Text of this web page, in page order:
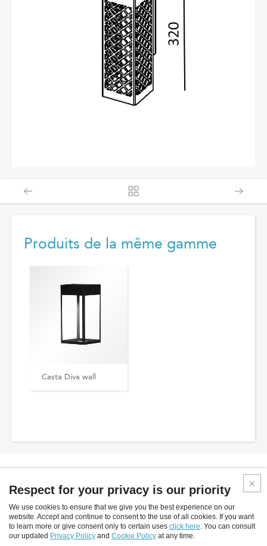
Produits de la même gamme
Casta Diva wall
Inverlight srl
Via P.Stucchi, 2 - 20872 Cornate D'Adda - (MB) - Italy
Respect for your privacy is our priority
We use cookies to ensure that we give you the best experience on our
website. Accept and continue to consent to the use of all cookies. If you want
to learn more or give consent only to certain uses click here. You can consult
our updated Privacy Policy and Cookie Policy at any time.